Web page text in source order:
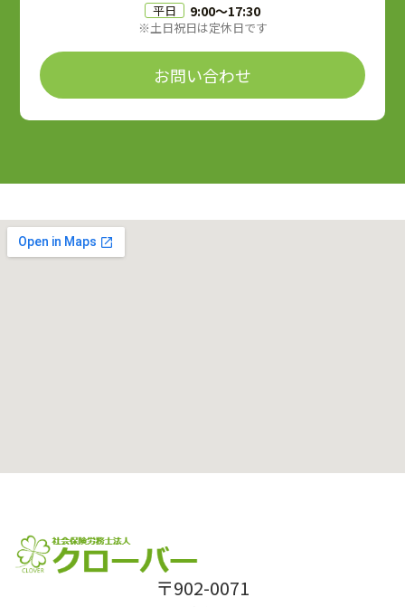
平日 9:00〜17:30
※土日祝日は定休日です
お問い合わせ
〒902-0071